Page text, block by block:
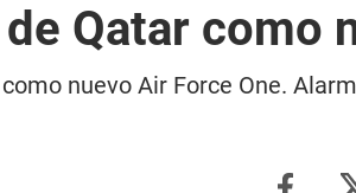
Qatar como
nuevo Air Force One.